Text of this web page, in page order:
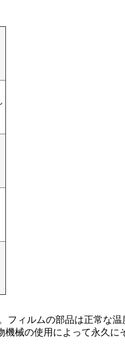
フィルムの部品は正常な温
械の使用によって永久に